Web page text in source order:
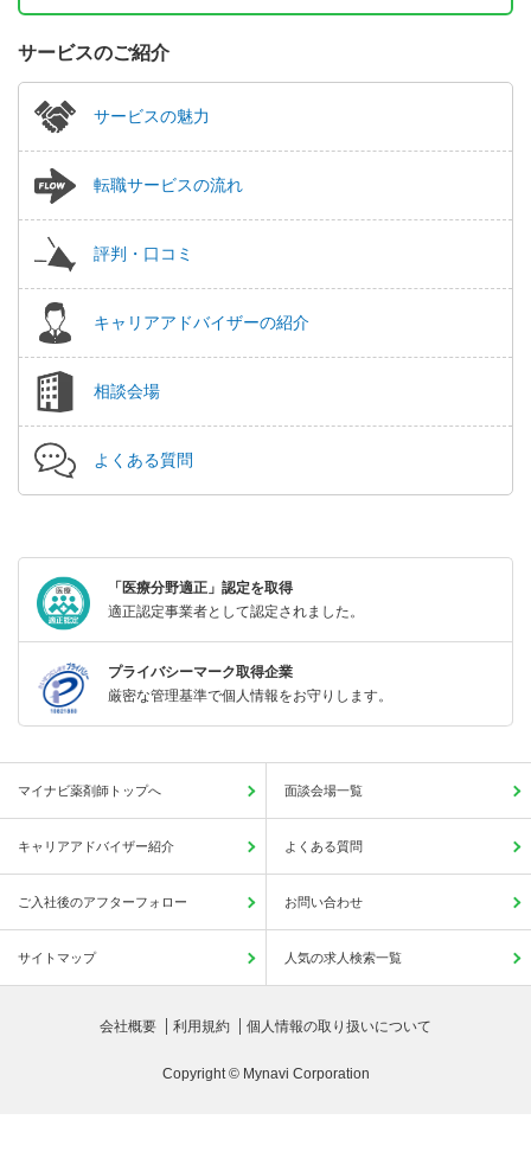
サービスのご紹介
サービスの魅力
転職サービスの流れ
評判・口コミ
キャリアアドバイザーの紹介
相談会場
よくある質問
「医療分野適正」認定を取得
適正認定事業者として認定されました。
プライバシーマーク取得企業
厳密な管理基準で個人情報をお守りします。
マイナビ薬剤師トップへ 面談会場一覧
キャリアアドバイザー紹介 よくある質問
ご入社後のアフターフォロー お問い合わせ
サイトマップ 人気の求人検索一覧
会社概要 利用規約 個人情報の取り扱いについて
Copyright © Mynavi Corporation